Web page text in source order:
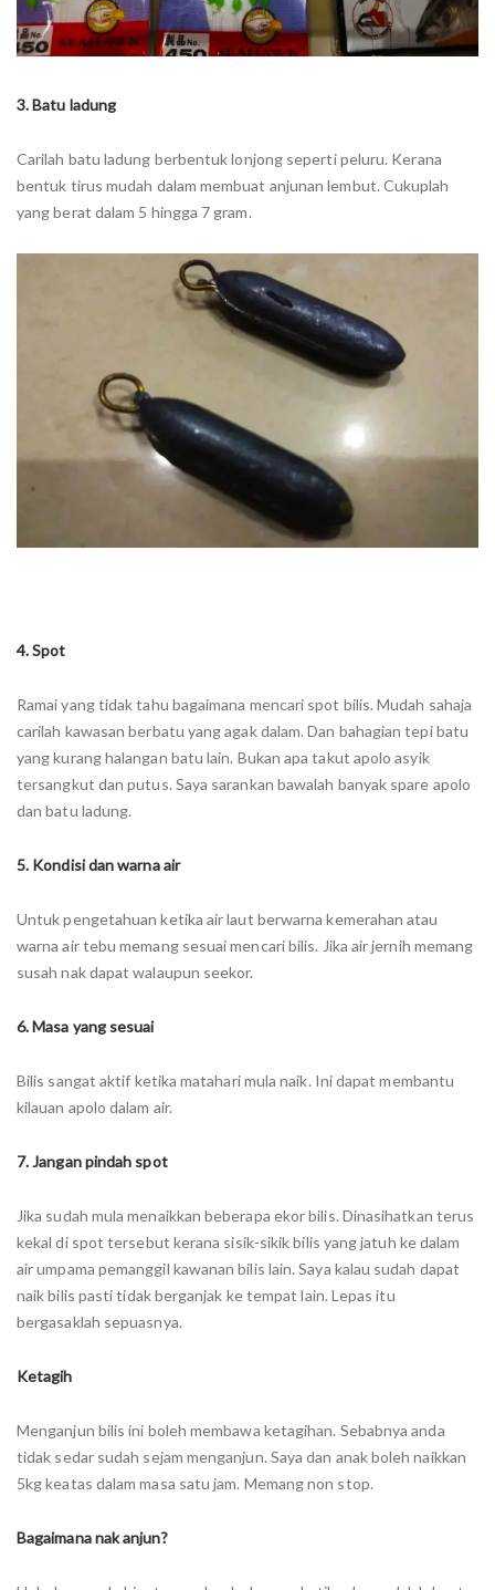
3. Batu ladung
Carilah batu ladung berbentuk lonjong seperti peluru. Kerana
bentuk tirus mudah dalam membuat anjunan lembut. Cukuplah
yang berat dalam 5 hingga 7 gram.
4. Spot
Ramai yang tidak tahu bagaimana mencari spot bilis. Mudah sahaja
carilah kawasan berbatu yang agak dalam. Dan bahagian tepi batu
yang kurang halangan batu lain. Bukan apa takut apolo asyik
tersangkut dan putus. Saya sarankan bawalah banyak spare apolo
dan batu ladung.
5. Kondisi dan warna air
Untuk pengetahuan ketika air laut berwarna kemerahan atau
warna air tebu memang sesuai mencari bilis. Jika air jernih memang
susah nak dapat walaupun seekor.
6. Masa yang sesuai
Bilis sangat aktif ketika matahari mula naik. Ini dapat membantu
kilauan apolo dalam air.
7. Jangan pindah spot
Jika sudah mula menaikkan beberapa ekor bilis. Dinasihatkan terus
kekal di spot tersebut kerana sisik-sikik bilis yang jatuh ke dalam
air umpama pemanggil kawanan bilis lain. Saya kalau sudah dapat
naik bilis pasti tidak berganjak ke tempat lain. Lepas itu
bergasaklah sepuasnya.
Ketagih
Menganjun bilis ini boleh membawa ketagihan. Sebabnya anda
tidak sedar sudah sejam menganjun. Saya dan anak boleh naikkan
5kg keatas dalam masa satu jam. Memang non stop.
Bagaimana nak anjun?